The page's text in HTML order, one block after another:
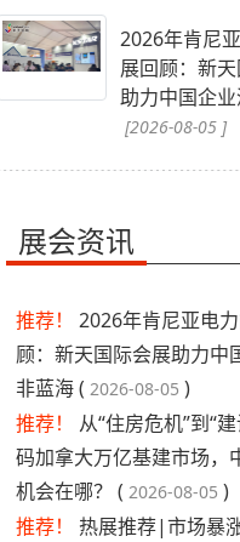
2026年肯尼
展回顾：新
助力中国企
[2026-08-05 ]
展会资讯
推荐！
2026年肯尼亚电
顾：新天国际会展助力中
非蓝海 ( 2026-08-05 )
推荐！
从“住房危机”到“
码加拿大万亿基建市场，
机会在哪？ ( 2026-08-05 )
推荐！
热展推荐|市场暴